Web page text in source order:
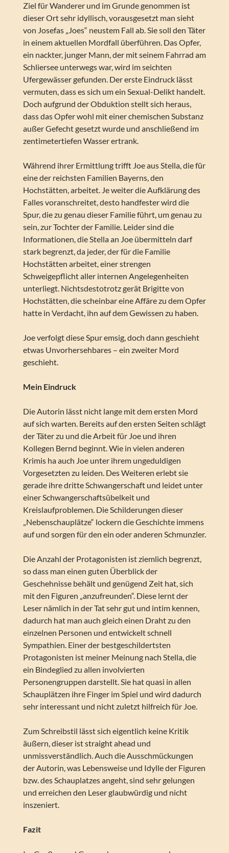
Ziel für Wanderer und im Grunde genommen ist
dieser Ort sehr idyllisch, vorausgesetzt man sieht
von Josefas „Joes“ neustem Fall ab. Sie soll den Täter
in einem aktuellen Mordfall überführen. Das Opfer,
ein nackter, junger Mann, der mit seinem Fahrrad am
Schliersee unterwegs war, wird im seichten
Ufergewässer gefunden. Der erste Eindruck lässt
vermuten, dass es sich um ein Sexual-Delikt handelt.
Doch aufgrund der Obduktion stellt sich heraus,
dass das Opfer wohl mit einer chemischen Substanz
außer Gefecht gesetzt wurde und anschließend im
zentimetertiefen Wasser ertrank.
Während ihrer Ermittlung trifft Joe aus Stella, die für
eine der reichsten Familien Bayerns, den
Hochstätten, arbeitet. Je weiter die Aufklärung des
Falles voranschreitet, desto handfester wird die
Spur, die zu genau dieser Familie führt, um genau zu
sein, zur Tochter der Familie. Leider sind die
Informationen, die Stella an Joe übermitteln darf
stark begrenzt, da jeder, der für die Familie
Hochstätten arbeitet, einer strengen
Schweigepflicht aller internen Angelegenheiten
unterliegt. Nichtsdestotrotz gerät Brigitte von
Hochstätten, die scheinbar eine Affäre zu dem Opfer
hatte in Verdacht, ihn auf dem Gewissen zu haben.
Joe verfolgt diese Spur emsig, doch dann geschieht
etwas Unvorhersehbares – ein zweiter Mord
geschieht.
Mein Eindruck
Die Autorin lässt nicht lange mit dem ersten Mord
auf sich warten. Bereits auf den ersten Seiten schlägt
der Täter zu und die Arbeit für Joe und ihren
Kollegen Bernd beginnt. Wie in vielen anderen
Krimis ha auch Joe unter ihrem ungeduldigen
Vorgesetzten zu leiden. Des Weiteren erlebt sie
gerade ihre dritte Schwangerschaft und leidet unter
einer Schwangerschaftsübelkeit und
Kreislaufproblemen. Die Schilderungen dieser
„Nebenschauplätze“ lockern die Geschichte immens
auf und sorgen für den ein oder anderen Schmunzler.
Die Anzahl der Protagonisten ist ziemlich begrenzt,
so dass man einen guten Überblick der
Geschehnisse behält und genügend Zeit hat, sich
mit den Figuren „anzufreunden“. Diese lernt der
Leser nämlich in der Tat sehr gut und intim kennen,
dadurch hat man auch gleich einen Draht zu den
einzelnen Personen und entwickelt schnell
Sympathien. Einer der bestgeschildertsten
Protagonisten ist meiner Meinung nach Stella, die
ein Bindeglied zu allen involvierten
Personengruppen darstellt. Sie hat quasi in allen
Schauplätzen ihre Finger im Spiel und wird dadurch
sehr interessant und nicht zuletzt hilfreich für Joe.
Zum Schreibstil lässt sich eigentlich keine Kritik
äußern, dieser ist straight ahead und
unmissverständlich. Auch die Ausschmückungen
der Autorin, was Lebensweise und Idylle der Figuren
bzw. des Schauplatzes angeht, sind sehr gelungen
und erreichen den Leser glaubwürdig und nicht
inszeniert.
Fazit